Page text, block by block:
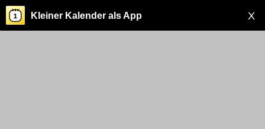
X
Kleiner Kalender als App